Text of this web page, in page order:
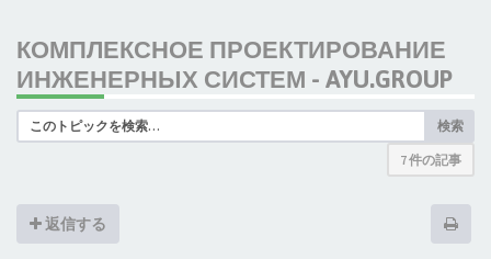
КОМПЛЕКСНОЕ ПРОЕКТИРОВАНИЕ
ИНЖЕНЕРНЫХ СИСТЕМ - AYU.GROUP
検索
7 件の記事
返信する